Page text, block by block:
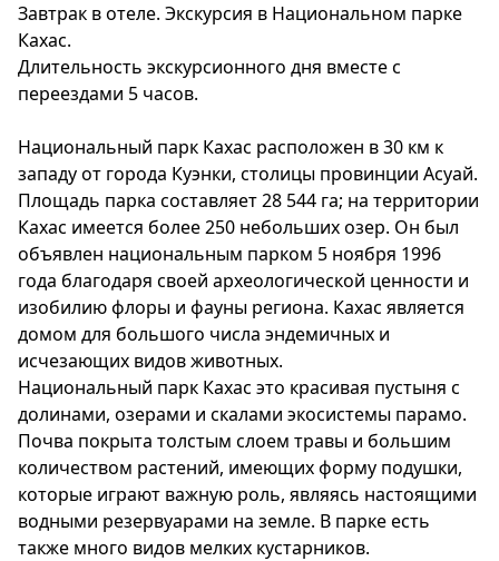
Завтрак в отеле. Экскурсия в Национальном парке
Кахас.
Длительность экскурсионного дня вместе с
переездами 5 часов.
Национальный парк Кахас расположен в 30 км к
западу от города Куэнки, столицы провинции Асуай.
Площадь парка составляет 28 544 га; на территории
Кахас имеется более 250 небольших озер. Он был
объявлен национальным парком 5 ноября 1996
года благодаря своей археологической ценности и
изобилию флоры и фауны региона. Кахас является
домом для большого числа эндемичных и
исчезающих видов животных.
Национальный парк Кахас это красивая пустыня с
долинами, озерами и скалами экосистемы парамо.
Почва покрыта толстым слоем травы и большим
количеством растений, имеющих форму подушки,
которые играют важную роль, являясь настоящими
водными резервуарами на земле. В парке есть
также много видов мелких кустарников.